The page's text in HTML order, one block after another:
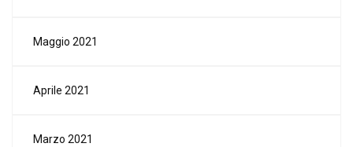
Maggio 2021
Aprile 2021
Marzo 2021